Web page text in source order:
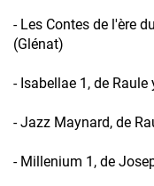
- Les Contes de l'ère
(Glénat)
- Isabellae 1, de
- Jazz Maynard, de
- Millenium 1, de